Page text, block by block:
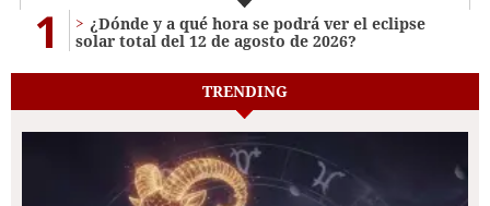
1
¿Dónde y a qué hora se podrá ver el eclipse
solar total del 12 de agosto de 2026?
TRENDING